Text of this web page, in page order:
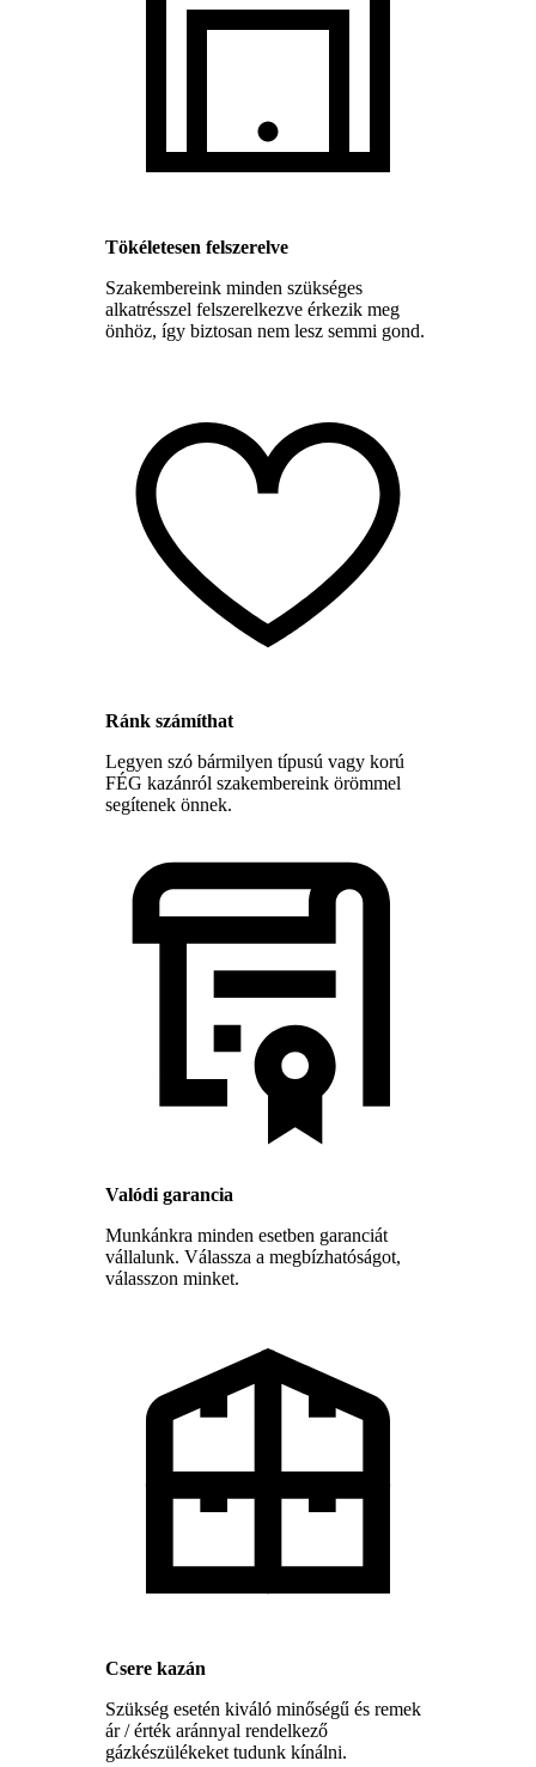
Tökéletesen felszerelve
Szakembereink minden szükséges
alkatrésszel felszerelkezve érkezik meg
önhöz, így biztosan nem lesz semmi gond.
Ránk számíthat
Legyen szó bármilyen típusú vagy korú
FÉG kazánról szakembereink örömmel
segítenek önnek.
Valódi garancia
Munkánkra minden esetben garanciát
vállalunk. Válassza a megbízhatóságot,
válasszon minket.
Csere kazán
Szükség esetén kiváló minőségű és remek
ár / érték aránnyal rendelkező
gázkészülékeket tudunk kínálni.